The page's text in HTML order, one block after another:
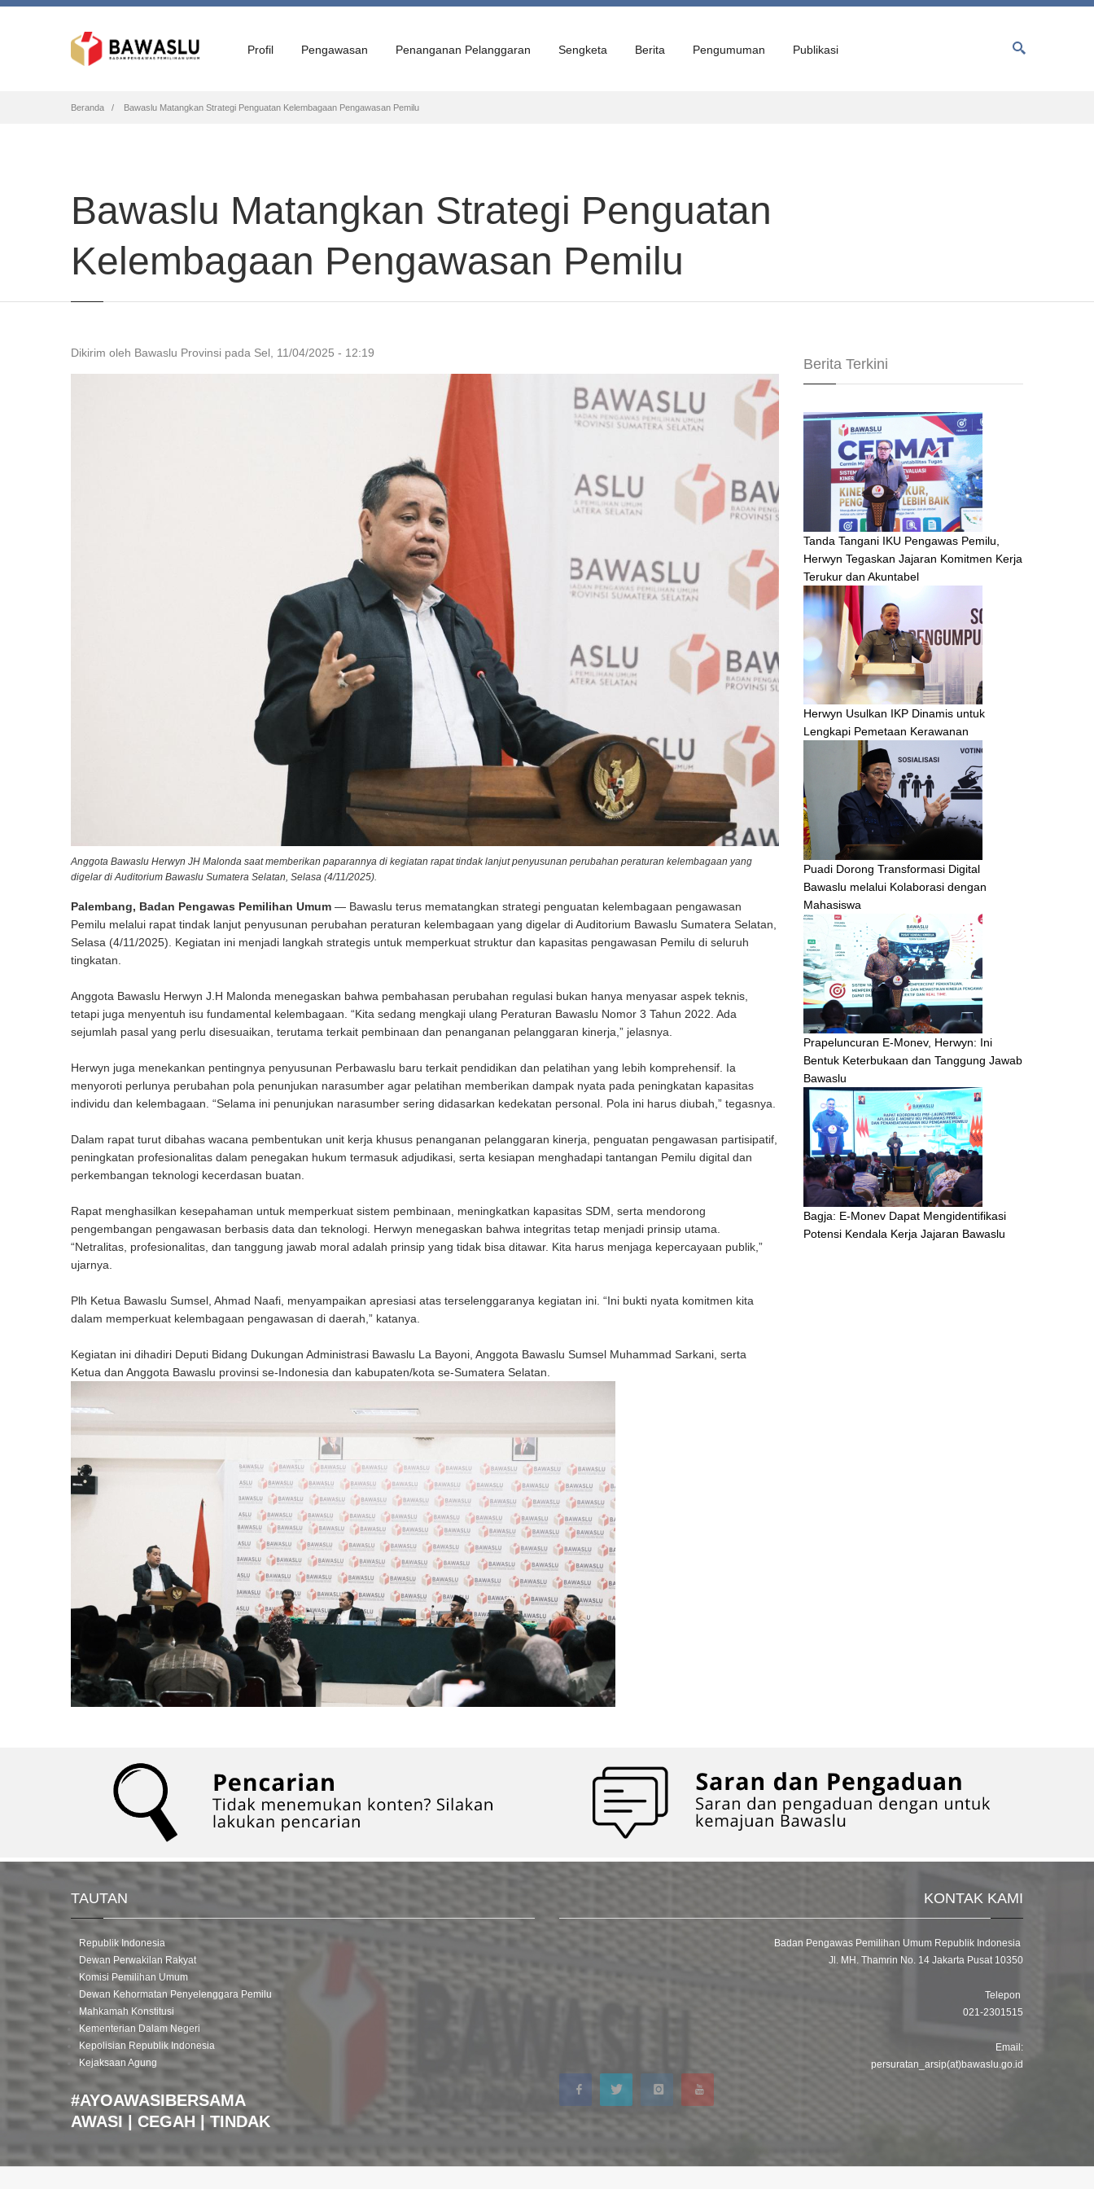
Profil Pengawasan Penanganan Pelanggaran Sengketa Berita Pengumuman Publikasi
Breadcrumb
Beranda Bawaslu Matangkan Strategi Penguatan Kelembagaan Pengawasan Pemilu
Bawaslu Matangkan Strategi Penguatan
Kelembagaan Pengawasan Pemilu
Dikirim oleh Bawaslu Provinsi pada Sel, 11/04/2025 - 12:19
Anggota Bawaslu Herwyn JH Malonda saat memberikan paparannya di kegiatan rapat tindak lanjut penyusunan perubahan peraturan kelembagaan yang
digelar di Auditorium Bawaslu Sumatera Selatan, Selasa (4/11/2025).
Palembang, Badan Pengawas Pemilihan Umum — Bawaslu terus mematangkan strategi penguatan kelembagaan pengawasan
Pemilu melalui rapat tindak lanjut penyusunan perubahan peraturan kelembagaan yang digelar di Auditorium Bawaslu Sumatera Selatan,
Selasa (4/11/2025). Kegiatan ini menjadi langkah strategis untuk memperkuat struktur dan kapasitas pengawasan Pemilu di seluruh
tingkatan.
Anggota Bawaslu Herwyn J.H Malonda menegaskan bahwa pembahasan perubahan regulasi bukan hanya menyasar aspek teknis,
tetapi juga menyentuh isu fundamental kelembagaan. “Kita sedang mengkaji ulang Peraturan Bawaslu Nomor 3 Tahun 2022. Ada
sejumlah pasal yang perlu disesuaikan, terutama terkait pembinaan dan penanganan pelanggaran kinerja,” jelasnya.
Herwyn juga menekankan pentingnya penyusunan Perbawaslu baru terkait pendidikan dan pelatihan yang lebih komprehensif. Ia
menyoroti perlunya perubahan pola penunjukan narasumber agar pelatihan memberikan dampak nyata pada peningkatan kapasitas
individu dan kelembagaan. “Selama ini penunjukan narasumber sering didasarkan kedekatan personal. Pola ini harus diubah,” tegasnya.
Dalam rapat turut dibahas wacana pembentukan unit kerja khusus penanganan pelanggaran kinerja, penguatan pengawasan partisipatif,
peningkatan profesionalitas dalam penegakan hukum termasuk adjudikasi, serta kesiapan menghadapi tantangan Pemilu digital dan
perkembangan teknologi kecerdasan buatan.
Rapat menghasilkan kesepahaman untuk memperkuat sistem pembinaan, meningkatkan kapasitas SDM, serta mendorong
pengembangan pengawasan berbasis data dan teknologi. Herwyn menegaskan bahwa integritas tetap menjadi prinsip utama.
“Netralitas, profesionalitas, dan tanggung jawab moral adalah prinsip yang tidak bisa ditawar. Kita harus menjaga kepercayaan publik,”
ujarnya.
Plh Ketua Bawaslu Sumsel, Ahmad Naafi, menyampaikan apresiasi atas terselenggaranya kegiatan ini. “Ini bukti nyata komitmen kita
dalam memperkuat kelembagaan pengawasan di daerah,” katanya.
Kegiatan ini dihadiri Deputi Bidang Dukungan Administrasi Bawaslu La Bayoni, Anggota Bawaslu Sumsel Muhammad Sarkani, serta
Ketua dan Anggota Bawaslu provinsi se-Indonesia dan kabupaten/kota se-Sumatera Selatan.
Berita Terkini
Tanda Tangani IKU Pengawas Pemilu,
Herwyn Tegaskan Jajaran Komitmen Kerja
Terukur dan Akuntabel
Herwyn Usulkan IKP Dinamis untuk
Lengkapi Pemetaan Kerawanan
Puadi Dorong Transformasi Digital
Bawaslu melalui Kolaborasi dengan
Mahasiswa
Prapeluncuran E-Monev, Herwyn: Ini
Bentuk Keterbukaan dan Tanggung Jawab
Bawaslu
Bagja: E-Monev Dapat Mengidentifikasi
Potensi Kendala Kerja Jajaran Bawaslu
TAUTAN
Republik Indonesia
Dewan Perwakilan Rakyat
Komisi Pemilihan Umum
Dewan Kehormatan Penyelenggara Pemilu
Mahkamah Konstitusi
Kementerian Dalam Negeri
Kepolisian Republik Indonesia
Kejaksaan Agung
#AYOAWASIBERSAMA
AWASI | CEGAH | TINDAK
KONTAK KAMI
Badan Pengawas Pemilihan Umum Republik Indonesia
Jl. MH. Thamrin No. 14 Jakarta Pusat 10350
Telepon
021-2301515
Email:
persuratan_arsip(at)bawaslu.go.id